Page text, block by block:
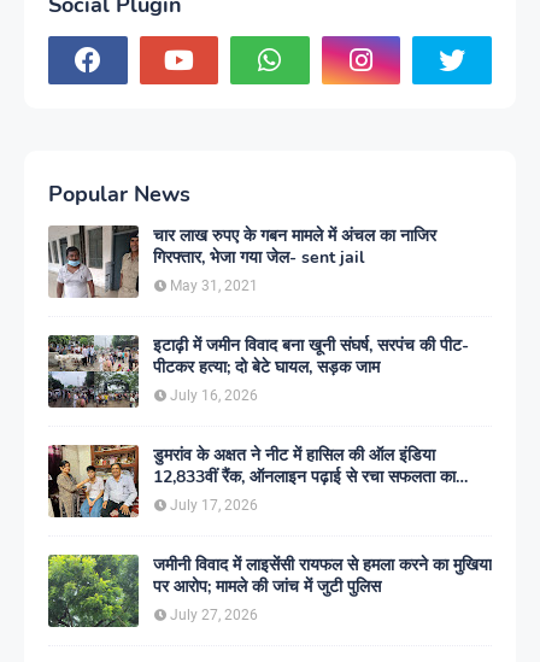
Popular News
चार लाख रुपए के गबन मामले में अंचल का नाजिर
गिरफ्तार, भेजा गया जेल- sent jail
May 31, 2021
इटाढ़ी में जमीन विवाद बना खूनी संघर्ष, सरपंच की पीट-
पीटकर हत्या; दो बेटे घायल, सड़क जाम
July 16, 2026
डुमरांव के अक्षत ने नीट में हासिल की ऑल इंडिया
12,833वीं रैंक, ऑनलाइन पढ़ाई से रचा सफलता का
इतिहास
July 17, 2026
जमीनी विवाद में लाइसेंसी रायफल से हमला करने का मुखिया
पर आरोप; मामले की जांच में जुटी पुलिस
July 27, 2026